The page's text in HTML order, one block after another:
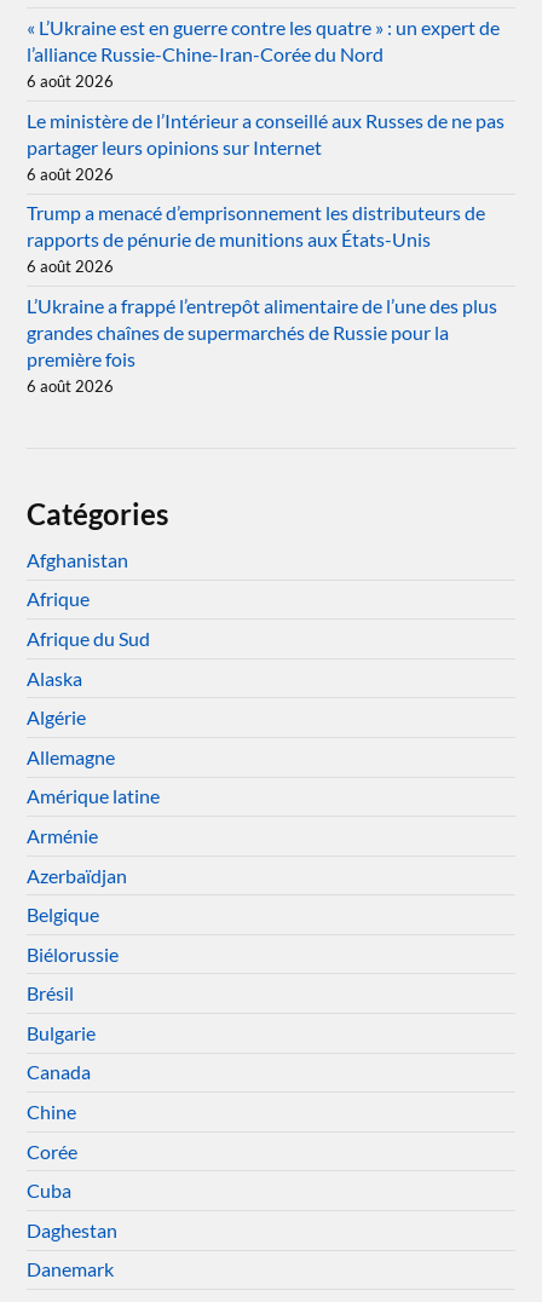
« L’Ukraine est en guerre contre les quatre » : un expert de
l’alliance Russie-Chine-Iran-Corée du Nord
6 août 2026
Le ministère de l’Intérieur a conseillé aux Russes de ne pas
partager leurs opinions sur Internet
6 août 2026
Trump a menacé d’emprisonnement les distributeurs de
rapports de pénurie de munitions aux États-Unis
6 août 2026
L’Ukraine a frappé l’entrepôt alimentaire de l’une des plus
grandes chaînes de supermarchés de Russie pour la
première fois
6 août 2026
Catégories
Afghanistan
Afrique
Afrique du Sud
Alaska
Algérie
Allemagne
Amérique latine
Arménie
Azerbaïdjan
Belgique
Biélorussie
Brésil
Bulgarie
Canada
Chine
Corée
Cuba
Daghestan
Danemark